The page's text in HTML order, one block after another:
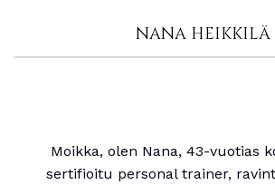
NANA HEIKKILÄ
Moikka, olen Nana, 43-vuotias
sertifioitu personal trainer,